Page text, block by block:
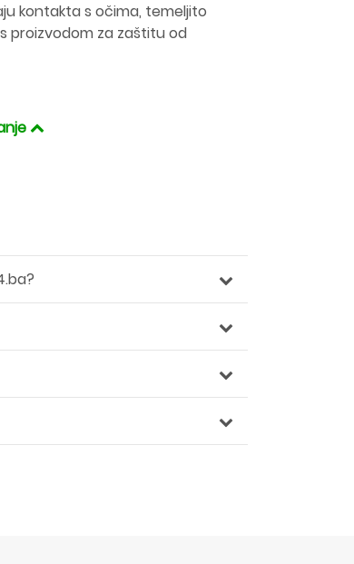
kontakta s očima, temeljito
proizvodom za zaštitu od